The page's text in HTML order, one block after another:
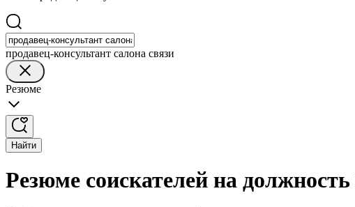
продавец-консультант салона связи
Резюме
Найти
Резюме соискателей на